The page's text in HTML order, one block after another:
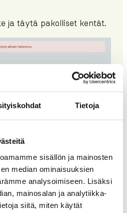
Tietoja
sisällön ja mainosten
median ominaisuuksien
analysoimiseen. Lisäksi
mainosalan ja analytiikka-
siitä, miten käytät
ja täytä pakolliset kentät.
käyttää yleisavainta vai
ja sopii ajan.